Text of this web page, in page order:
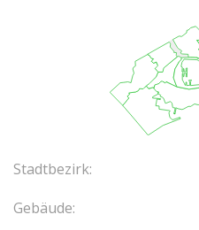
Stadtbezirk:
Gebäude: